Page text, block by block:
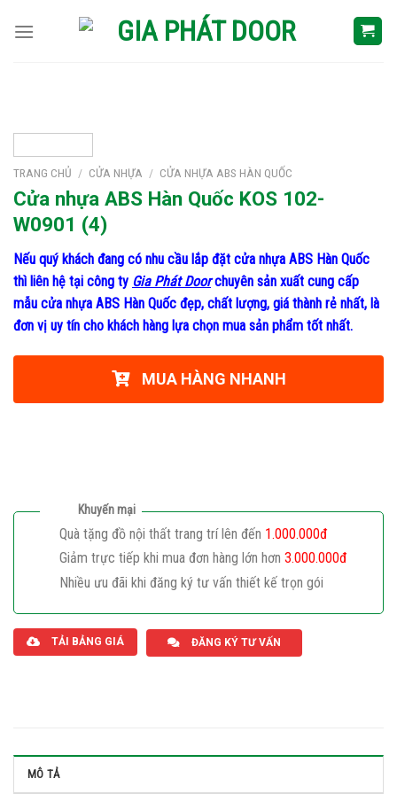
TRANG CHỦ / CỬA NHỰA / CỬA NHỰA ABS HÀN QUỐC
Cửa nhựa ABS Hàn Quốc KOS 102-
W0901 (4)
Nếu quý khách đang có nhu cầu lắp đặt cửa nhựa ABS Hàn Quốc
thì liên hệ tại công ty Gia Phát Doorchuyên sản xuất cung cấp
mẫu cửa nhựa ABS Hàn Quốc đẹp, chất lượng, giá thành rẻ nhất, là
đơn vị uy tín cho khách hàng lựa chọn mua sản phẩm tốt nhất.
MUA HÀNG NHANH
Khuyến mại
Quà tặng đồ nội thất trang trí lên đến 1.000.000đ
Giảm trực tiếp khi mua đơn hàng lớn hơn 3.000.000đ
Nhiều ưu đãi khi đăng ký tư vấn thiết kế trọn gói
TẢI BẢNG GIÁ ĐĂNG KÝ TƯ VẤN
MÔ TẢ